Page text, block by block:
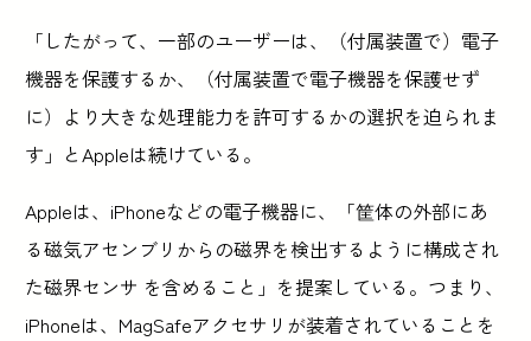
「したがって、一部のユーザーは、（付属装置で）電子
機器を保護するか、（付属装置で電子機器を保護せず
に）より大きな処理能力を許可するかの選択を迫られま
す」とAppleは続けている。
Appleは、iPhoneなどの電子機器に、「筐体の外部にあ
る磁気アセンブリからの磁界を検出するように構成され
た磁界センサ を含めること」を提案している。つまり、
iPhoneは、MagSafeアクセサリが装着されていることを